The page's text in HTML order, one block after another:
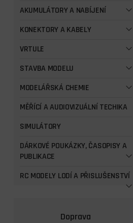
AKUMULÁTORY A NABÍJENÍ
KONEKTORY A KABELY
VRTULE
STAVBA MODELU
MODELÁŘSKÁ CHEMIE
MĚŘÍCÍ A AUDIOVIZUÁLNÍ TECHIKA
SIMULÁTORY
DÁRKOVÉ POUKÁZKY, ČASOPISY A
PUBLIKACE
RC MODELY LODÍ A PŘISLUŠENSTVÍ
Doprava